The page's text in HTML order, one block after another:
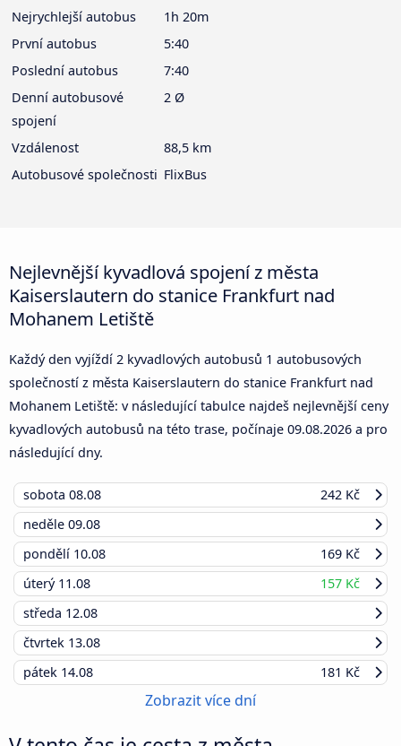
Nejrychlejší autobus
1h 20m
První autobus
5:40
Poslední autobus
7:40
Denní autobusové
spojení
2 Ø
Vzdálenost
88,5 km
Autobusové společnosti FlixBus
Nejlevnější kyvadlová spojení z města
Kaiserslautern do stanice Frankfurt nad
Mohanem Letiště
Každý den vyjíždí 2 kyvadlových autobusů 1 autobusových
společností z města Kaiserslautern do stanice Frankfurt nad
Mohanem Letiště: v následující tabulce najdeš nejlevnější ceny
kyvadlových autobusů na této trase, počínaje 09.08.2026 a pro
následující dny.
sobota 08.08
242 Kč
neděle 09.08
pondělí 10.08
169 Kč
úterý 11.08
157 Kč
středa 12.08
čtvrtek 13.08
pátek 14.08 181 Kč
Zobrazit více dní